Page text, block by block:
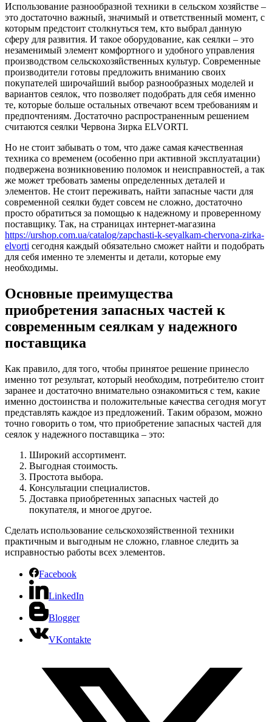
Использование разнообразной техники в сельском хозяйстве –
это достаточно важный, значимый и ответственный момент, с
которым предстоит столкнуться тем, кто выбрал данную
сферу для развития. И такое оборудование, как сеялки – это
незаменимый элемент комфортного и удобного управления
производством сельскохозяйственных культур. Современные
производители готовы предложить вниманию своих
покупателей широчайший выбор разнообразных моделей и
вариантов сеялок, что позволяет подобрать для себя именно
те, которые больше остальных отвечают всем требованиям и
предпочтениям. Достаточно распространенным решением
считаются сеялки Червона Зирка ELVORTI.
Но не стоит забывать о том, что даже самая качественная
техника со временем (особенно при активной эксплуатации)
подвержена возникновению поломок и неисправностей, а так
же может требовать замены определенных деталей и
элементов. Не стоит переживать, найти запасные части для
современной сеялки будет совсем не сложно, достаточно
просто обратиться за помощью к надежному и проверенному
поставщику. Так, на страницах интернет-магазина
https://urshop.com.ua/catalog/zapchasti-k-seyalkam-chervona-zirka-
elvorti сегодня каждый обязательно сможет найти и подобрать
для себя именно те элементы и детали, которые ему
необходимы.
Основные преимущества
приобретения запасных частей к
современным сеялкам у надежного
поставщика
Как правило, для того, чтобы принятое решение принесло
именно тот результат, который необходим, потребителю стоит
заранее и достаточно внимательно ознакомиться с тем, какие
именно достоинства и положительные качества сегодня могут
представлять каждое из предложений. Таким образом, можно
точно говорить о том, что приобретение запасных частей для
сеялок у надежного поставщика – это:
Широкий ассортимент.
Выгодная стоимость.
Простота выбора.
Консультации специалистов.
Доставка приобретенных запасных частей до
покупателя, и многое другое.
Сделать использование сельскохозяйственной техники
практичным и выгодным не сложно, главное следить за
исправностью работы всех элементов.
Facebook
LinkedIn
Blogger
VKontakte